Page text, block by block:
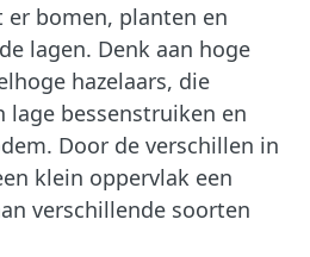
er bomen, planten en
lagen. Denk aan hoge
hazelaars, die
bessenstruiken en
Door de verschillen in
klein oppervlak een
verschillende soorten